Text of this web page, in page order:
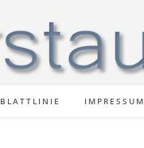
BLATTLINIE IMPRESSUM